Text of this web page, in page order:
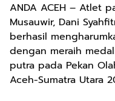
ANDA ACEH – Atlet
Musauwir, Dani
berhasil
dengan meraih
putra pada Pekan
Aceh-Sumatra Utara